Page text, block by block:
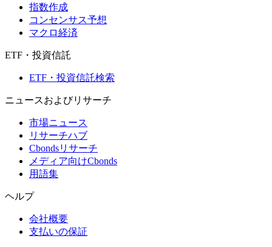
指数作成
コンセンサス予想
マクロ経済
ETF・投資信託
ETF・投資信託検索
ニュースおよびリサーチ
市場ニュース
リサーチハブ
Cbondsリサーチ
メディア向けCbonds
用語集
ヘルプ
会社概要
支払いの保証